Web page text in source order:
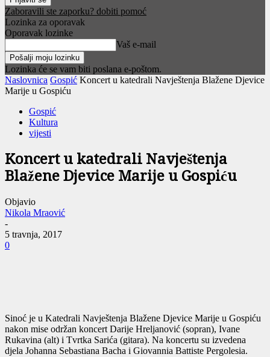
Zaboravili ste zaporku? dobiti pomoć
Lozinka za oporavak
Oporavak lozinke
Vaš e-mail
Lozinka će se vam biti poslana e-poštom.
Naslovnica Gospić Koncert u katedrali Navještenja Blažene Djevice
Marije u Gospiću
Gospić
Kultura
vijesti
Koncert u katedrali Navještenja
Blažene Djevice Marije u Gospiću
Objavio
Nikola Mraović
-
5 travnja, 2017
0
Sinoć je u Katedrali Navještenja Blažene Djevice Marije u Gospiću
nakon mise održan koncert Darije Hreljanović (sopran), Ivane
Rukavina (alt) i Tvrtka Sarića (gitara). Na koncertu su izvedena
djela Johanna Sebastiana Bacha i Giovannia Battiste Pergolesia.